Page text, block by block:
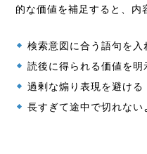
的な価値を補足すると、内
検索意図に合う語句を入
読後に得られる価値を明
過剰な煽り表現を避ける
長すぎて途中で切れない